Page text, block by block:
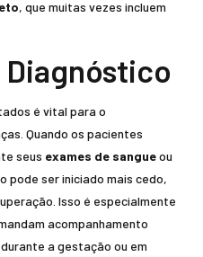
, que muitas vezes incluem
é vital para o
Quando os pacientes
seus exames de sangueou
pode ser iniciado mais cedo,
Isso é especialmente
acompanhamento
a gestação ou em